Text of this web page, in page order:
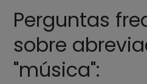
Perguntas
sobre
"música":